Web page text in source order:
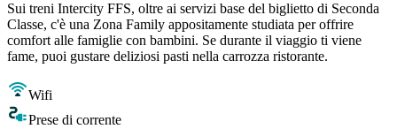
Sui treni Intercity FFS, oltre ai servizi base del biglietto di Seconda
Classe, c'è una Zona Family appositamente studiata per offrire
comfort alle famiglie con bambini. Se durante il viaggio ti viene
fame, puoi gustare deliziosi pasti nella carrozza ristorante.
Wifi
Prese di corrente